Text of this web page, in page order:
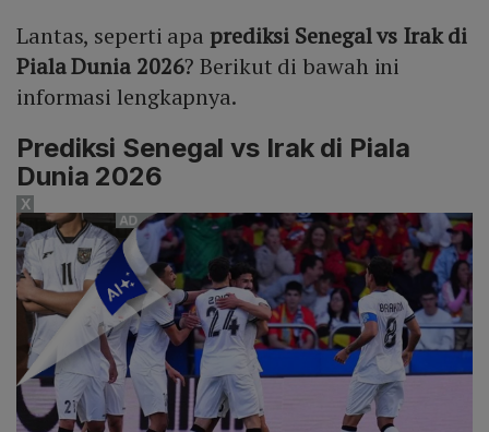
Lantas, seperti apa prediksi Senegal vs Irak di
Piala Dunia 2026? Berikut di bawah ini
informasi lengkapnya.
Prediksi Senegal vs Irak di Piala
Dunia 2026
X